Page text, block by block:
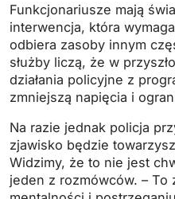
Funkcjonariusze mają
interwencja, która
odbiera zasoby innym
służby liczą, że w
działania policyjne z
zmniejszą napięcia i
Na razie jednak policja
zjawisko będzie
Widzimy, że to nie jest
jeden z rozmówców. – To